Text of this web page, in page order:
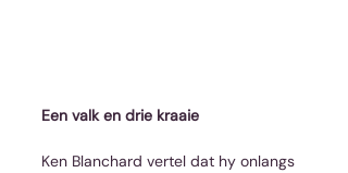
Een valk en drie kraaie
Ken Blanchard vertel dat hy onlangs